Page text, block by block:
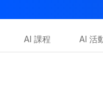
AI 課程 AI 活